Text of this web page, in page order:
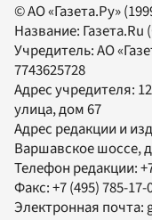
© АО «Газета.Ру»
Название: Газета.Ru
Учредитель:АО
7743625728
Адрес учредителя:
улица, дом 67
Адрес редакции и
Варшавское шоссе,
Телефон редакции:
Факс:+7 (495) 785-17-
Электронная почта: